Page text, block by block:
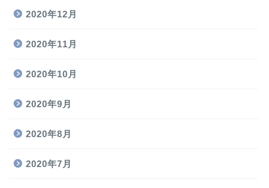
2020年12月
2020年11月
2020年10月
2020年9月
2020年8月
2020年7月